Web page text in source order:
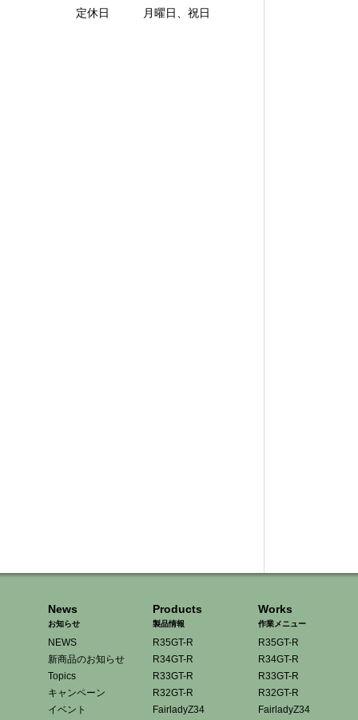
定休日 月曜日、祝日
News
お知らせ
NEWS
新商品のお知らせ
Topics
キャンペーン
イベント
Products
製品情報
R35GT-R
R34GT-R
R33GT-R
R32GT-R
FairladyZ34
Works
作業メニュー
R35GT-R
R34GT-R
R33GT-R
R32GT-R
FairladyZ34